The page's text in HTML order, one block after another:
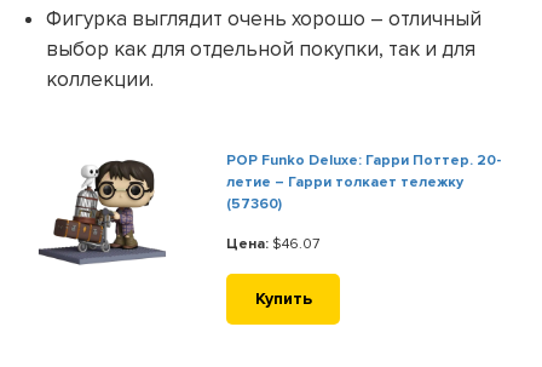
Фигурка выглядит очень хорошо – отличный
выбор как для отдельной покупки, так и для
коллекции.
POP Funko Deluxe: Гарри Поттер. 20-
летие – Гарри толкает тележку
(57360)
Цена: $46.07
Купить